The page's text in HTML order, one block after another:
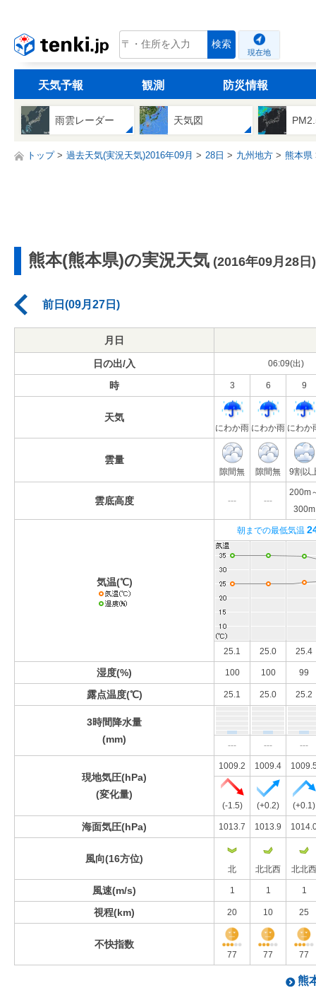
tenki.jp 検索
現在地
天気予報 観測 防災情報
雨雲レーダー 天気図
トップ 過去天気(実況天気)2016年09月 28日 九州地方 熊本県
熊本(熊本県)の実況天気 (2016年09月28日)
前日(09月27日)
月日
日の出/入 06:09(出)
時 3 6 9
天気
にわか雨 にわか雨 にわか
雲量
隙間無 隙間無 9割以
雲底高度 --- ---
200m
300m
気温(℃)
朝までの最低気温
25.1 25.0 25.4
湿度(%) 100 100 99
露点温度(℃) 25.1 25.0 25.2
3時間降水量
(mm)
--- --- ---
現地気圧(hPa)
(変化量)
1009.2 1009.4
(-1.5) (+0.2) (+0.1)
海面気圧(hPa) 1013.7 1013.9
風向(16方位)
北 北北西 北北西
風速(m/s) 1 1 1
視程(km) 20 10 25
不快指数
77 77 77
熊